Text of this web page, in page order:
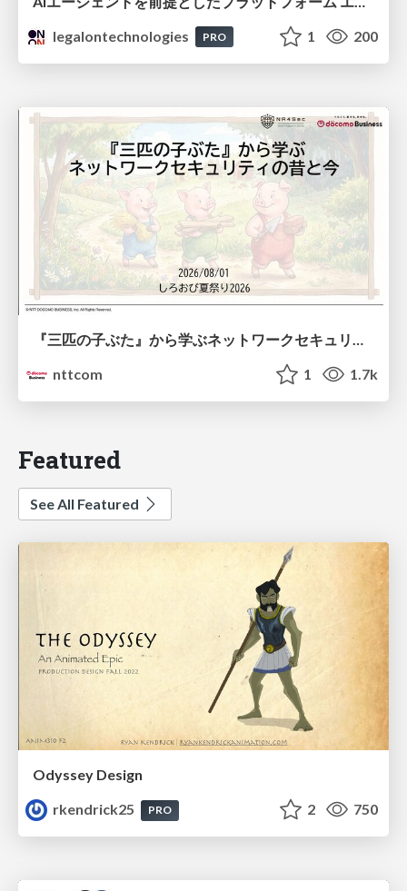
legalontechnologies
PRO 1 200
『三匹の子ぶた』から学ぶネットワークセキュリティの昔と今 / Network Security: Then and Now Through the Lens of The Three Little Pigs
nttcom
1 1.7k
Featured
See All Featured
Odyssey Design
rkendrick25
PRO 2 750